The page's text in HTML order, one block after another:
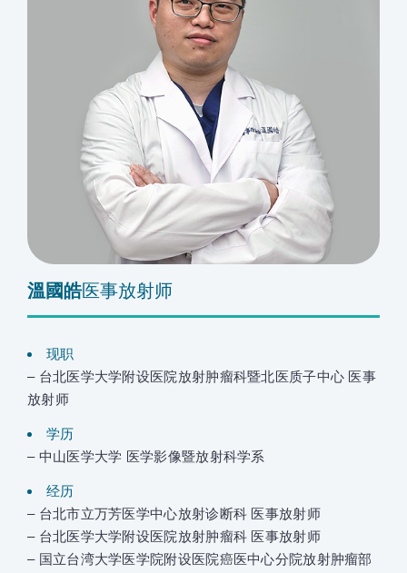
溫國皓医事放射师
现职
– 台北医学大学附设医院放射肿瘤科暨北医质子中心 医事
放射师
学历
– 中山医学大学 医学影像暨放射科学系
经历
– 台北市立万芳医学中心放射诊断科 医事放射师
– 台北医学大学附设医院放射肿瘤科 医事放射师
– 国立台湾大学医学院附设医院癌医中心分院放射肿瘤部